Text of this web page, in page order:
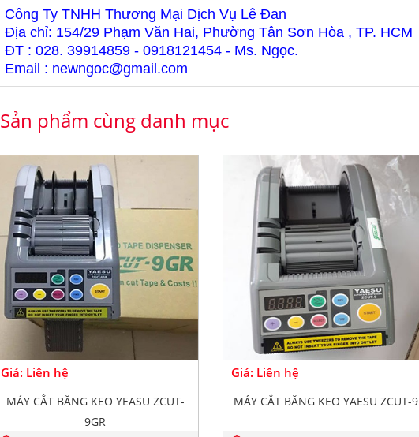
Công Ty TNHH Thương Mại Dịch Vụ Lê Đan
Địa chỉ: 154/29 Phạm Văn Hai, Phường Tân Sơn Hòa , TP. HCM
ĐT : 028. 39914859 - 0918121454 - Ms. Ngọc.
Email : newngoc@gmail.com
Sản phẩm cùng danh mục
Giá: Liên hệ
MÁY CẮT BĂNG KEO YEASU ZCUT-
9GR
Giá: Liên hệ
MÁY CẮT BĂNG KEO YAESU ZCUT-9